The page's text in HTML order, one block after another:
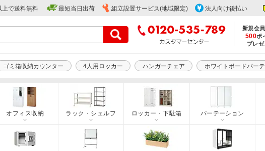
上で送料無料 最短当日出荷 組立設置サービス(地域限定) 法人向け後払い
新規会
500ポ
プレ
ゴミ箱収納カウンター 4人用ロッカー ハンガーチェア ホワイトボードパー
オフィス収納 ラック・シェルフ ロッカー・下駄箱 パーテーション